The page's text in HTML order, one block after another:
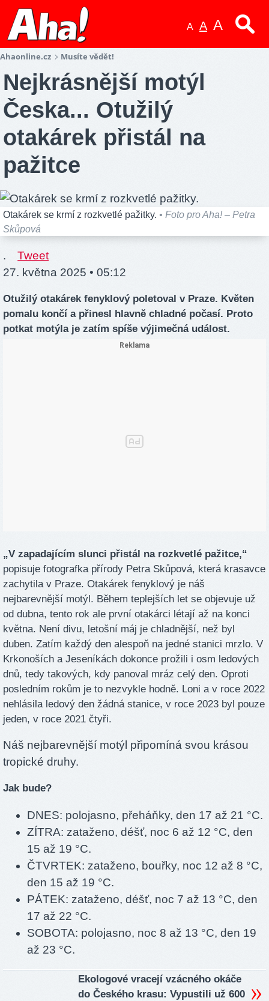
A A A
Ahaonline.cz Musíte vědět!
Nejkrásnější motýl
Česka... Otužilý
otakárek přistál na
pažitce
Otakárek se krmí z rozkvetlé pažitky. • Foto pro Aha! – Petra
Skůpová
.
Tweet
27. května 2025 • 05:12
Otužilý otakárek fenyklový poletoval v Praze. Květen
pomalu končí a přinesl hlavně chladné počasí. Proto
potkat motýla je zatím spíše výjimečná událost.
„V zapadajícím slunci přistál na rozkvetlé pažitce,“
popisuje fotografka přírody Petra Skůpová, která krasavce
zachytila v Praze. Otakárek fenyklový je náš
nejbarevnější motýl. Během teplejších let se objevuje už
od dubna, tento rok ale první otakárci létají až na konci
května. Není divu, letošní máj je chladnější, než byl
duben. Zatím každý den alespoň na jedné stanici mrzlo. V
Krkonoších a Jeseníkách dokonce prožili i osm ledových
dnů, tedy takových, kdy panoval mráz celý den. Oproti
posledním rokům je to nezvykle hodně. Loni a v roce 2022
nehlásila ledový den žádná stanice, v roce 2023 byl pouze
jeden, v roce 2021 čtyři.
Náš nejbarevnější motýl připomíná svou krásou
tropické druhy.
Jak bude?
DNES: polojasno, přeháňky, den 17 až 21 °C.
ZÍTRA: zataženo, déšť, noc 6 až 12 °C, den
15 až 19 °C.
ČTVRTEK: zataženo, bouřky, noc 12 až 8 °C,
den 15 až 19 °C.
PÁTEK: zataženo, déšť, noc 7 až 13 °C, den
17 až 22 °C.
SOBOTA: polojasno, noc 8 až 13 °C, den 19
až 23 °C.
Ekologové vracejí vzácného okáče
do Českého krasu: Vypustili už 600